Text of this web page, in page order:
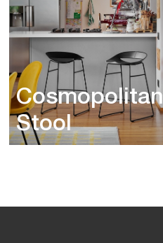
Cosmopolitan
Stool